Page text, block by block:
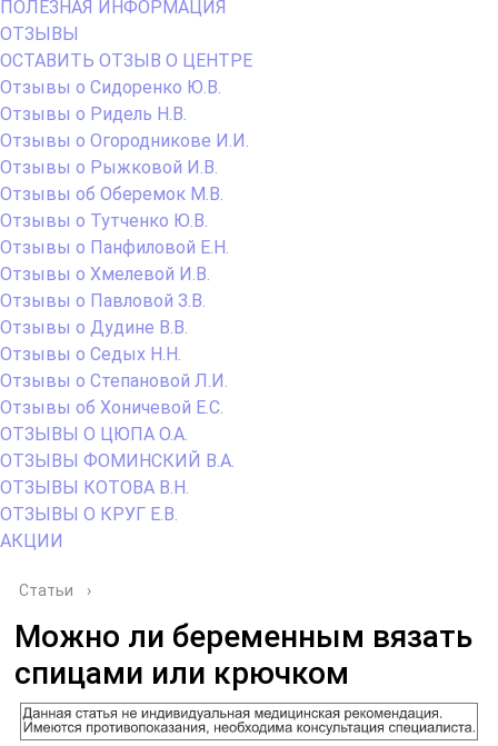
ПОЛЕЗНАЯ ИНФОРМАЦИЯ
ОТЗЫВЫ
ОСТАВИТЬ ОТЗЫВ О ЦЕНТРЕ
Отзывы о Сидоренко Ю.В.
Отзывы о Ридель Н.В.
Отзывы о Огородникове И.И.
Отзывы о Рыжковой И.В.
Отзывы об Оберемок М.В.
Отзывы о Тутченко Ю.В.
Отзывы о Панфиловой Е.Н.
Отзывы о Хмелевой И.В.
Отзывы о Павловой З.В.
Отзывы о Дудине В.В.
Отзывы о Седых Н.Н.
Отзывы о Степановой Л.И.
Отзывы об Хоничевой Е.С.
ОТЗЫВЫ О ЦЮПА О.А.
ОТЗЫВЫ ФОМИНСКИЙ В.А.
ОТЗЫВЫ КОТОВА В.Н.
ОТЗЫВЫ О КРУГ Е.В.
АКЦИИ
Статьи ›
Можно ли беременным вязать
спицами или крючком